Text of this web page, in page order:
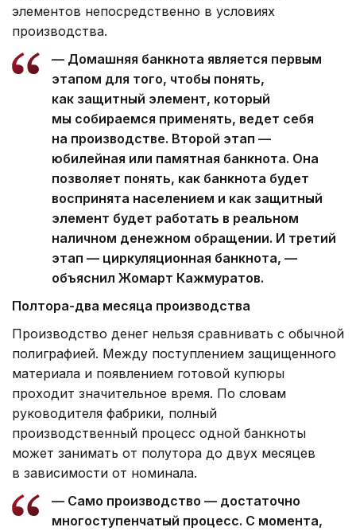
элементов непосредственно в условиях
производства.
— Домашняя банкнота является первым
этапом для того, чтобы понять,
как защитный элемент, который
мы собираемся применять, ведет себя
на производстве. Второй этап —
юбилейная или памятная банкнота. Она
позволяет понять, как банкнота будет
воспринята населением и как защитный
элемент будет работать в реальном
наличном денежном обращении. И третий
этап — циркуляционная банкнота, —
объяснил Жомарт Кажмуратов.
Полтора-два месяца производства
Производство денег нельзя сравнивать с обычной
полиграфией. Между поступлением защищенного
материала и появлением готовой купюры
проходит значительное время. По словам
руководителя фабрики, полный
производственный процесс одной банкноты
может занимать от полутора до двух месяцев
в зависимости от номинала.
— Само производство — достаточно
многоступенчатый процесс. С момента,